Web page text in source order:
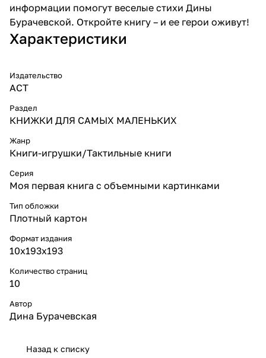
информации помогут веселые стихи Дины
Бурачевской. Откройте книгу – и ее герои оживут!
Характеристики
Издательство
АСТ
Раздел
КНИЖКИ ДЛЯ САМЫХ МАЛЕНЬКИХ
Жанр
Книги-игрушки/Тактильные книги
Серия
Моя первая книга с объемными картинками
Тип обложки
Плотный картон
Формат издания
10x193x193
Количество страниц
10
Автор
Дина Бурачевская
Назад к списку